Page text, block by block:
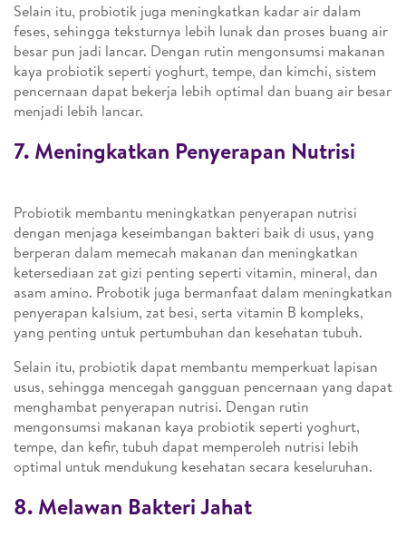
Selain itu, probiotik juga meningkatkan kadar air dalam
feses, sehingga teksturnya lebih lunak dan proses buang air
besar pun jadi lancar. Dengan rutin mengonsumsi makanan
kaya probiotik seperti yoghurt, tempe, dan kimchi, sistem
pencernaan dapat bekerja lebih optimal dan buang air besar
menjadi lebih lancar.
7. Meningkatkan Penyerapan Nutrisi
Probiotik membantu meningkatkan penyerapan nutrisi
dengan menjaga keseimbangan bakteri baik di usus, yang
berperan dalam memecah makanan dan meningkatkan
ketersediaan zat gizi penting seperti vitamin, mineral, dan
asam amino. Probotik juga bermanfaat dalam meningkatkan
penyerapan kalsium, zat besi, serta vitamin B kompleks,
yang penting untuk pertumbuhan dan kesehatan tubuh.
Selain itu, probiotik dapat membantu memperkuat lapisan
usus, sehingga mencegah gangguan pencernaan yang dapat
menghambat penyerapan nutrisi. Dengan rutin
mengonsumsi makanan kaya probiotik seperti yoghurt,
tempe, dan kefir, tubuh dapat memperoleh nutrisi lebih
optimal untuk mendukung kesehatan secara keseluruhan.
8. Melawan Bakteri Jahat